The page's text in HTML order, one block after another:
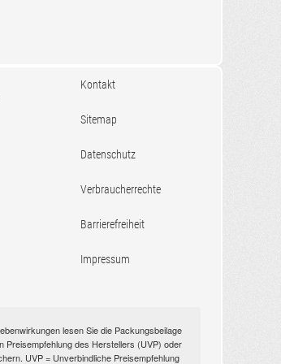
Kontakt
Sitemap
Datenschutz
Verbraucherrechte
Barrierefreiheit
Impressum
lesen Sie die Packungsbeilage
Preisempfehlung des Herstellers (UVP) oder
UVP = Unverbindliche Preisempfehlung